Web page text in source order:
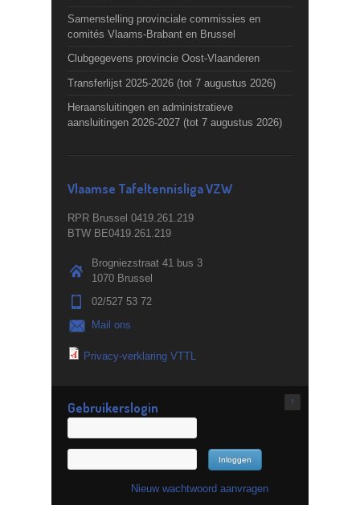
Samenstelling provinciale commissies en
comités Vlaams-Brabant en Brussel
Clubgegevens provincie Oost-Vlaanderen
Transferlijst 2025-2026 (tot 7 augustus 2026)
Heraansluitingen en administratieve
aansluitingen 2026-2027 (tot 7 augustus 2026)
Vlaamse Tafeltennisliga VZW
RPR Brussel 0419.261.219
BTW BE0419.261.219
Brogniezstraat 41 bus 3
1070 Brussel
02/527 53 72
Mail ons
Privacy-verklaring VTTL
↑
Gebruikerslogin
Nieuw wachtwoord aanvragen